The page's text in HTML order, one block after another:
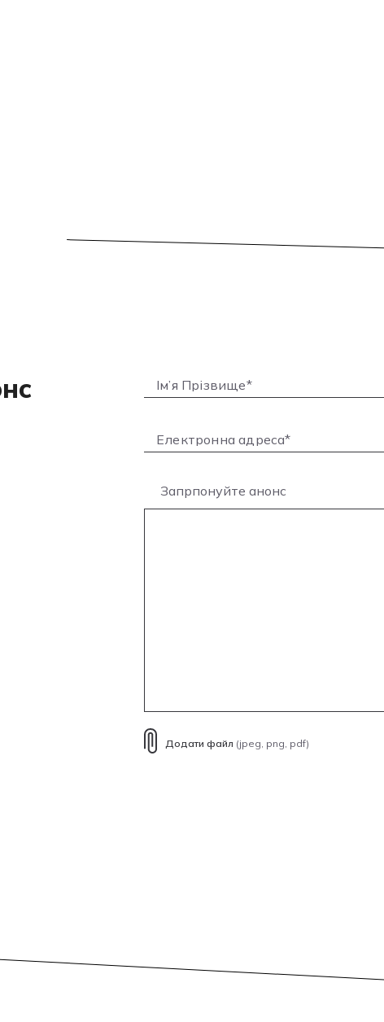
Запрпонуйте анонс
Додати файл (jpeg, png, pdf)